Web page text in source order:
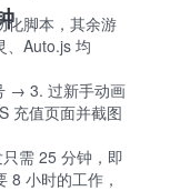
化脚本，其余游
、Auto.js 均
→ 3. 过新手动画
充值页面并截图
需 25 分钟，即
8 小时的工作，